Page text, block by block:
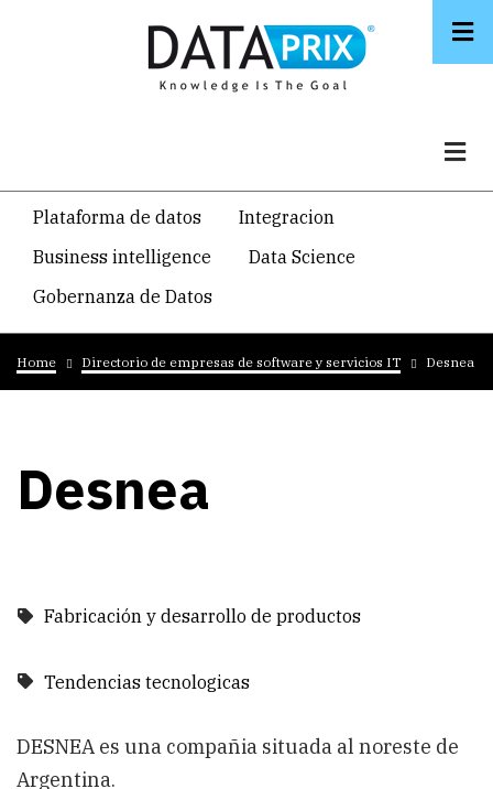
Navegacion
temática
principal
Plataforma de datos
Integracion
Business intelligence
Data Science
Gobernanza de Datos
Breadcrumb
Home Directorio de empresas de software y servicios IT Desnea
Desnea
Fabricación y desarrollo de productos
Tendencias tecnologicas
DESNEA es una compañia situada al noreste de
Argentina.